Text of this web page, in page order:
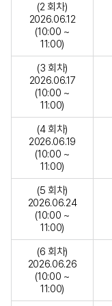
(2 회차)
2026.06.12
(10:00 ~
11:00)
(3 회차)
2026.06.17
(10:00 ~
11:00)
(4 회차)
2026.06.19
(10:00 ~
11:00)
(5 회차)
2026.06.24
(10:00 ~
11:00)
(6 회차)
2026.06.26
(10:00 ~
11:00)